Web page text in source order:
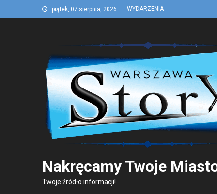
to
piątek, 07 sierpnia, 2026 WYDARZENIA
Nakręcamy Twoje
Twoje źródło informacji!